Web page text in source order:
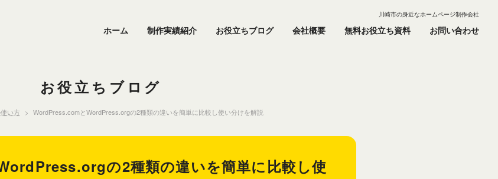
川崎市の身近なホームページ制作会社
ホーム 制作実績紹介 お役立ちブログ 会社概要 無料お役立ち資料 お問い合わせ
お役立ちブログ
い方 WordPress.comとWordPress.orgの2種類の違いを簡単に比較し使い分けを解説
の2種類の違いを簡単に比較し使